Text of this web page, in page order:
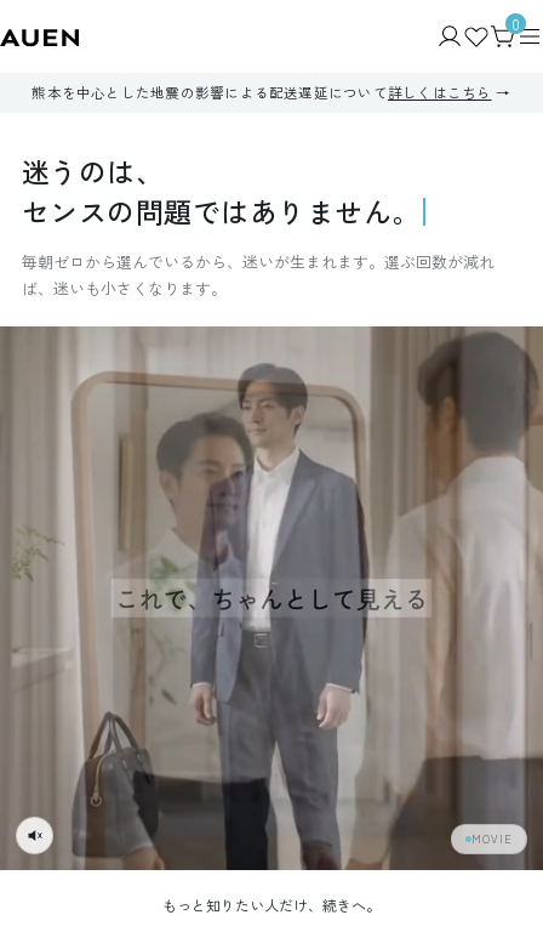
0
熊本を中心とした地震の影響による配送遅延について詳しくはこちら
迷う のは、
セ ンスの問題ではあ り ません。
毎朝ゼロから選んでいるから、迷いが生まれます。選ぶ回数が減れ
ば、迷いも小さくなります。
MOVIE
もっと知りたい人だけ、続きへ。